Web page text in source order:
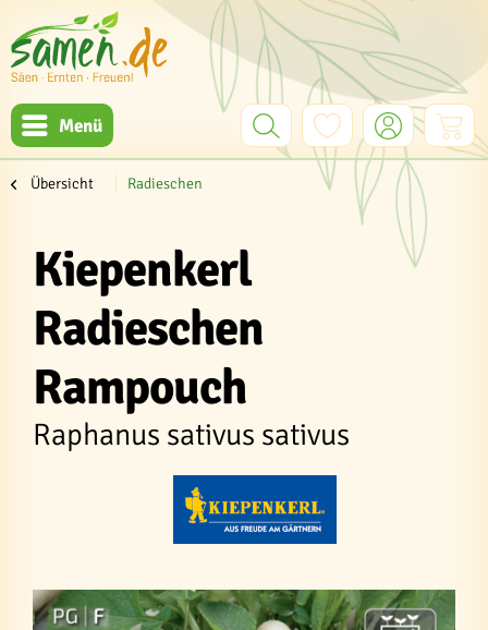
Menü
Übersicht Radieschen
Kiepenkerl
Radieschen
Rampouch
Raphanus sativus sativus